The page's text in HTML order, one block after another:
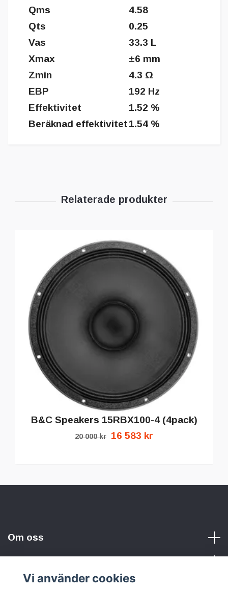
Qms
4.58
Qts
0.25
Vas
33.3 L
Xmax
±6 mm
Zmin
4.3 Ω
EBP
192 Hz
Effektivitet
1.52 %
Beräknad effektivitet1.54 %
B&C Speakers 15RBX100-4 (4pack)
20 000 kr 16 583 kr
Om oss
Sociala medier
Vi använder cookies